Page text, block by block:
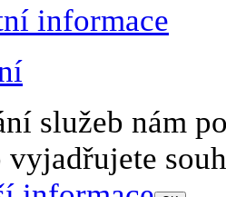
informace
služeb nám
vyjadřujete